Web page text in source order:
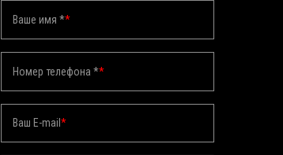
Ваше имя **
Номер телефона **
Ваш E-mail *